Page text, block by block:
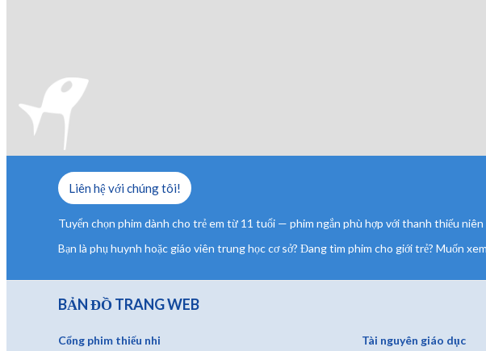
Liên hệ với chúng tôi!
Tuyển chọn phim dành cho trẻ em từ 11 tuổi — phim ngắn phù hợp với thanh thiếu
Bạn là phụ huynh hoặc giáo viên trung học cơ sở? Đang tìm phim cho giới trẻ? Muốn
BẢN ĐỒ TRANG WEB
Cổng phim thiếu nhi Tài nguyên giáo dục